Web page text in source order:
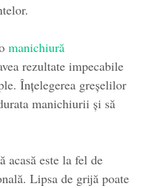
manichiură
rezultate impecabile
Înțelegerea greșelilor
manichiurii și să
acasă este la fel de
Lipsa de grijă poate